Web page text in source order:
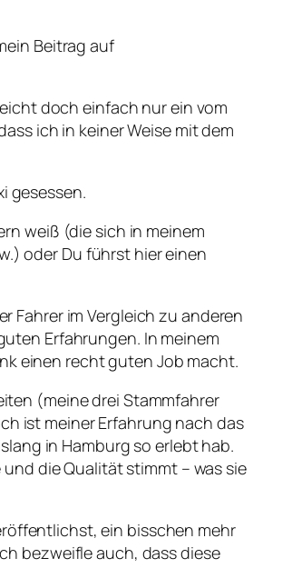
Beitrag auf
doch einfach nur ein vom
ich in keiner Weise mit dem
gesessen.
weiß (die sich in meinem
oder Du führst hier einen
Fahrer im Vergleich zu anderen
Erfahrungen. In meinem
einen recht guten Job macht.
(meine drei Stammfahrer
ist meiner Erfahrung nach das
in Hamburg so erlebt hab.
die Qualität stimmt – was sie
ein bisschen mehr
bezweifle auch, dass diese